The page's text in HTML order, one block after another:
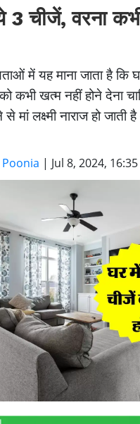
3 चीजें, वरना
में यह माना जाता है
कभी खत्म नहीं होने देना
से मां लक्ष्मी नाराज हो
| Jul 8, 2024, 16:35